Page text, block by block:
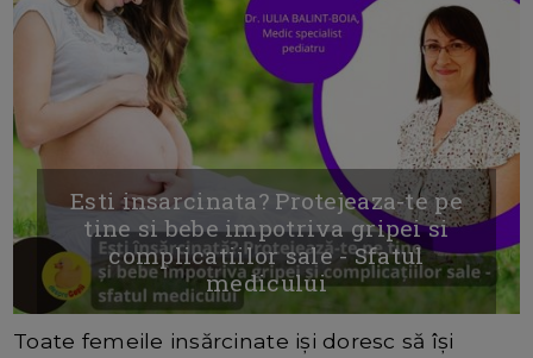
Esti insarcinata? Protejeaza-te pe
tine si bebe impotriva gripei si
complicatiilor sale - Sfatul
medicului
Toate femeile insărcinate iși doresc să își